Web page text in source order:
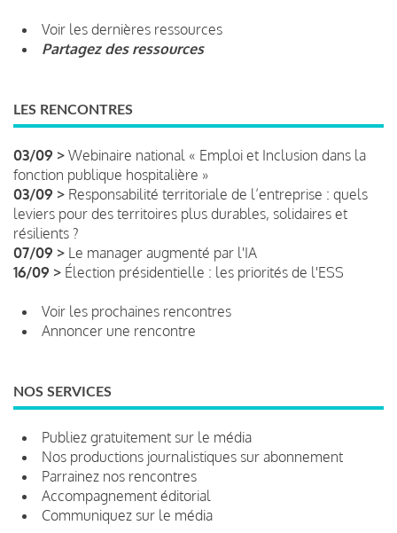
Voir les dernières ressources
Partagez des ressources
LES RENCONTRES
03/09 > Webinaire national « Emploi et Inclusion dans la
fonction publique hospitalière »
03/09 > Responsabilité territoriale de l’entreprise : quels
leviers pour des territoires plus durables, solidaires et
résilients ?
07/09 > Le manager augmenté par l'IA
16/09 > Élection présidentielle : les priorités de l'ESS
Voir les prochaines rencontres
Annoncer une rencontre
NOS SERVICES
Publiez gratuitement sur le média
Nos productions journalistiques sur abonnement
Parrainez nos rencontres
Accompagnement éditorial
Communiquez sur le média